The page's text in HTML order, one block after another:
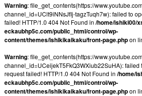
Warning: file_get_contents(https://
channel_id=UClt9iNNsJfIj-tagzTuqh7w): failed to
failed! HTTP/1.0 404 Not Found in /home/ishiki00/
eckaubhp5c.com/public_html/control/wp-
content/themes/ishikikaikaku/front-page.phpon
Warning: file_get_contents(https://
channel_id=UCeijekT5FkQ3WXiub22SuHA): failed
request failed! HTTP/1.0 404 Not Found in /home/
eckaubhp5c.com/public_html/control/wp-
content/themes/ishikikaikaku/front-page.phpon